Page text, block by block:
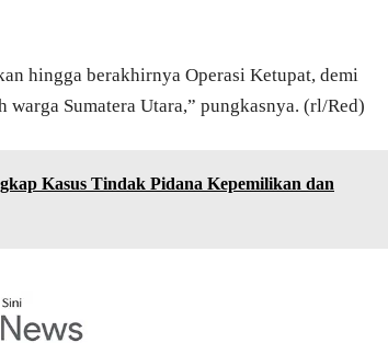
hingga berakhirnya Operasi Ketupat, demi
Sumatera Utara,” pungkasnya. (rl/Red)
Kasus Tindak Pidana Kepemilikan dan